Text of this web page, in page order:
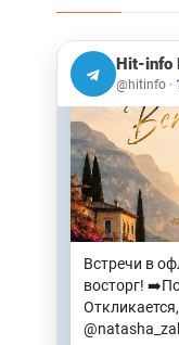
Hit-info
@hitinfo ·
происходит
Встречи в
восторг!